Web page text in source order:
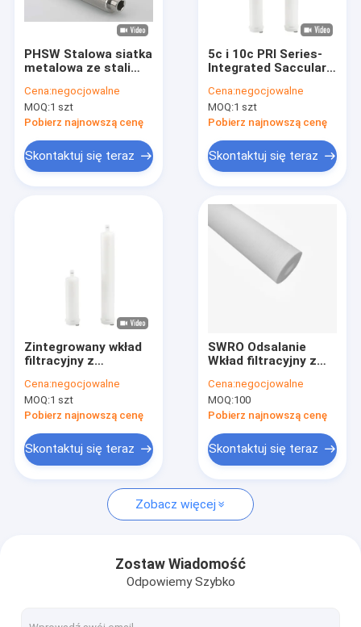
Skontaktuj się z nami
Wkład filtra o wysokim przepływie
Plisowany wkład filtra
PHSW Stalowa siatka
metalowa ze stali
wysokiej
wytrzymałości
mechanicznej i
temperaturę
Cena:negocjowalne
MOQ:1 szt
Pobierz najnowszą cenę
Skontaktuj się teraz
5c i 10c PRI Series-
Integrated Saccular
używany do filtracji
obalania
Cena:negocjowalne
MOQ:1 szt
Pobierz najnowszą cenę
Skontaktuj się teraz
Zintegrowany wkład
filtracyjny z
z filtracją
gradientową i 100%
badaniem ciśnienia
Cena:negocjowalne
MOQ:1 szt
Pobierz najnowszą cenę
Skontaktuj się teraz
SWRO Odsalanie
Wkład filtracyjny z
stopem
Polipropylenowa
mikrofibra PLM PP
Cena:negocjowalne
MOQ:100
Pobierz najnowszą cenę
Skontaktuj się teraz
Zobacz więcej
Zostaw Wiadomość
Odpowiemy Szybko